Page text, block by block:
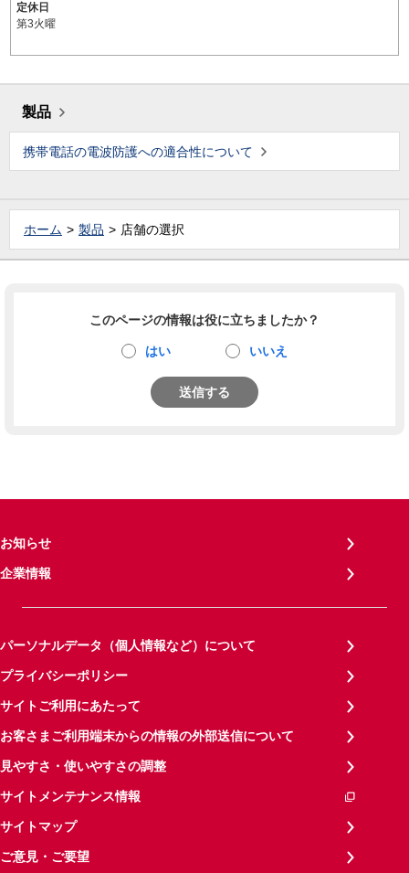
定休日
第3火曜
製品
携帯電話の電波防護への適合性について
ホーム 製品 店舗の選択
このページの情報は役に立ちましたか？
はい いいえ
送信する
お知らせ
企業情報
パーソナルデータ（個人情報など）について
プライバシーポリシー
サイトご利用にあたって
お客さまご利用端末からの情報の外部送信について
見やすさ・使いやすさの調整
サイトメンテナンス情報
サイトマップ
ご意見・ご要望